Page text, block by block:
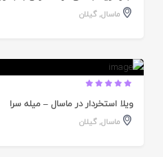
ماسال,گیلان
ویلا استخردار در ماسال – میله سرا
ماسال,گیلان